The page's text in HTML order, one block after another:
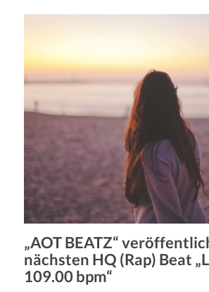
„AOT BEATZ“
nächsten HQ (Rap) Beat
109.00 bpm“